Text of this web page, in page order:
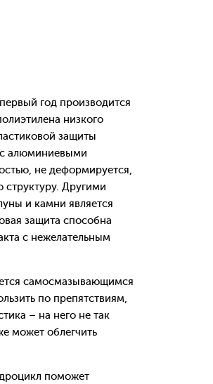
год производится
низкого
защиты
с алюминиевыми
не деформируется,
структуру. Другими
и камни является
защита способна
с нежелательным
самосмазывающимся
по препятствиям,
– на него не так
может облегчить
поможет